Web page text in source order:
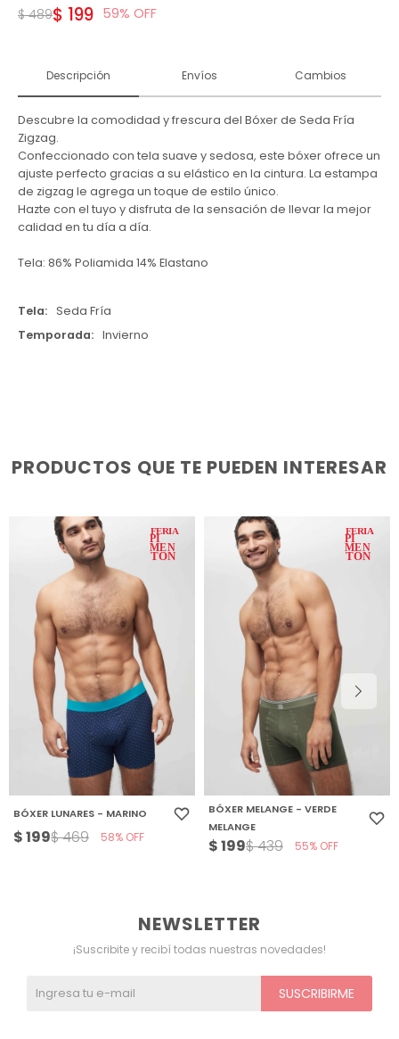
$ 199
$ 489 59
Descripción Envíos Cambios
Descubre la comodidad y frescura del Bóxer de Seda Fría
Zigzag.
Confeccionado con tela suave y sedosa, este bóxer ofrece un
ajuste perfecto gracias a su elástico en la cintura. La estampa
de zigzag le agrega un toque de estilo único.
Hazte con el tuyo y disfruta de la sensación de llevar la mejor
calidad en tu día a día.
Tela: 86% Poliamida 14% Elastano
Tela
Seda Fría
Temporada
Invierno
PRODUCTOS QUE TE PUEDEN INTERESAR
BÓXER LUNARES - MARINO
$199$469 58
BÓXER MELANGE - VERDE
MELANGE
$199$439 55
NEWSLETTER
¡Suscribite y recibí todas nuestras novedades!
SUSCRIBIRME